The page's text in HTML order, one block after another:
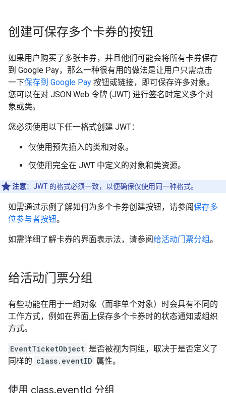
创建可保存多个卡券的按钮
如果用户购买了多张卡券，并且他们可能会将所有卡券保存
到 Google Pay，那么一种很有用的做法是让用户只需点击
一下保存到 Google Pay 按钮或链接，即可保存许多对象。
您可以在对 JSON Web 令牌 (JWT) 进行签名时定义多个对
象或类。
您必须使用以下任一格式创建 JWT：
仅使用预先插入的类和对象。
仅使用完全在 JWT 中定义的对象和类资源。
注意：JWT 的格式必须一致，以便确保仅使用同一种格式。
如需通过示例了解如何为多个卡券创建按钮，请参阅保存多
位参与者按钮。
如需详细了解卡券的界面表示法，请参阅给活动门票分组。
给活动门票分组
有些功能在用于一组对象（而非单个对象）时会具有不同的
工作方式，例如在界面上保存多个卡券时的状态通知或组织
方式。
EventTicketObject 是否被视为同组，取决于是否定义了
同样的 class.eventID 属性。
使用 class.eventId 分组